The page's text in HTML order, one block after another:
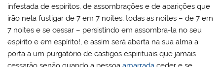
infestada de espíritos, de assombrações e de aparições que
irão nela fustigar de 7 em 7 noites, todas as noites – de 7 em
7 noites e se cessar – persistindo em assombra-la no seu
espírito e em espírito!, e assim será aberta na sua alma a
porta a um purgatório de castigos espirituais que jamais